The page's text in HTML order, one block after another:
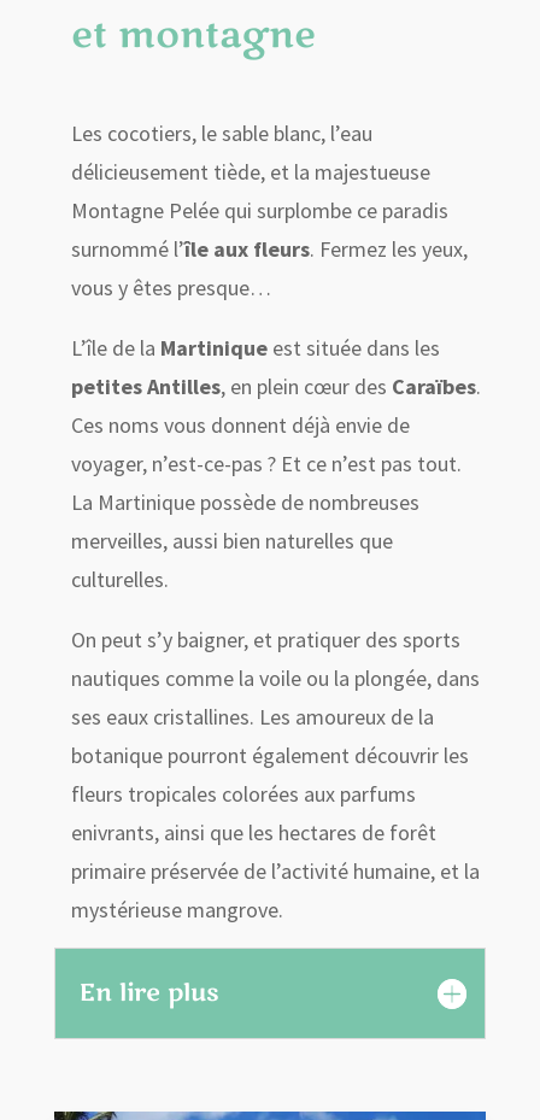
et montagne
Les cocotiers, le sable blanc, l’eau
délicieusement tiède, et la majestueuse
Montagne Pelée qui surplombe ce paradis
surnommé l’île aux fleurs. Fermez les yeux,
vous y êtes presque…
L’île de la Martiniqueest située dans les
petites Antilles, en plein cœur des Caraïbes.
Ces noms vous donnent déjà envie de
voyager, n’est-ce-pas ? Et ce n’est pas tout.
La Martinique possède de nombreuses
merveilles, aussi bien naturelles que
culturelles.
On peut s’y baigner, et pratiquer des sports
nautiques comme la voile ou la plongée, dans
ses eaux cristallines. Les amoureux de la
botanique pourront également découvrir les
fleurs tropicales colorées aux parfums
enivrants, ainsi que les hectares de forêt
primaire préservée de l’activité humaine, et la
mystérieuse mangrove.
En lire plus